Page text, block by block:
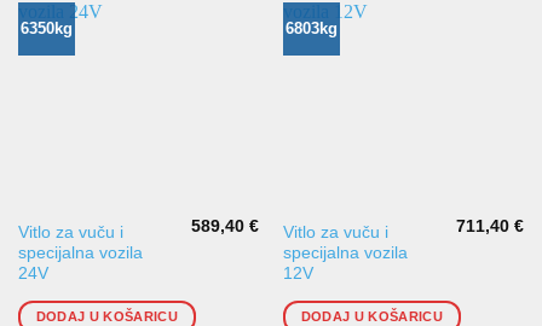
6350kg
Vitlo za vuču i
specijalna vozila
24V
589,40€
DODAJ U KOŠARICU
6803kg
Vitlo za vuču i
specijalna vozila
12V
711,40€
DODAJ U KOŠARICU